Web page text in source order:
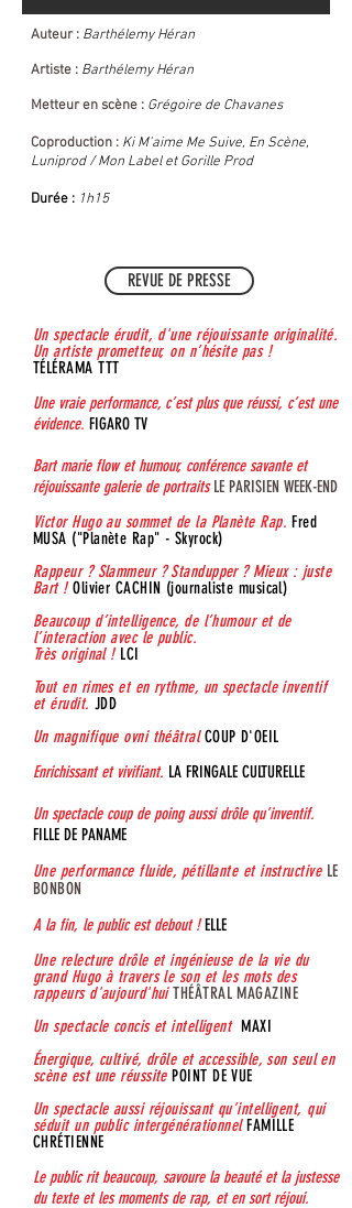
Auteur : Barthélemy Héran
Artiste : Barthélemy Héran
Metteur en scène : Grégoire de Chavanes
Coproduction : Ki M'aime Me Suive, En Scène,
Luniprod / Mon Label et Gorille Prod
Durée : 1h15
REVUE DE PRESSE
Un spectacle érudit, d'une réjouissante originalité.
Un artiste prometteur, on n’hésite pas !
TÉLÉRAMA TTT
Une vraie performance, c’est plus que réussi, c’est une
évidence. FIGARO TV
Bart marie flow et humour, conférence savante et
réjouissante galerie de portraitsLE PARISIEN WEEK-END
Victor Hugo au sommet de la Planète Rap.Fred
MUSA ("Planète Rap" - Skyrock)
Rappeur ? Slammeur ? Standupper ? Mieux : juste
Bart !Olivier CACHIN (journaliste musical)
Beaucoup d’intelligence, de l’humour et de
l’interaction avec le public.
Très original ! LCI
Tout en rimes et en rythme, un spectacle inventif
et érudit. JDD
Un magnifique ovni théâtralCOUP D'OEIL
Enrichissant et vivifiant. LA FRINGALE CULTURELLE
Un spectacle coup de poing aussi drôle qu’inventif.
FILLE DE PANAME
Une performance fluide, pétillante et instructive LE
BONBON
A la fin, le public est debout !ELLE
Une relecture drôle et ingénieuse de la vie du
grand Hugo à travers le son et les mots des
rappeurs d'aujourd'huiTHÉÂTRAL MAGAZINE​​
Un spectacle concis et intelligentMAXI
Énergique, cultivé, drôle et accessible, son seul en
scène est une réussitePOINT DE VUE
Un spectacle aussi réjouissant qu’intelligent, qui
séduit un public intergénérationnelFAMILLE
CHRÉTIENNE
Le public rit beaucoup, savoure la beauté et la justesse
du texte et les moments de rap, et en sort réjoui.